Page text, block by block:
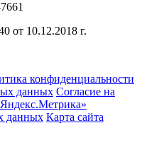
от 10.12.2018 г.
конфиденциальности
данных Согласие на
данных Карта сайта